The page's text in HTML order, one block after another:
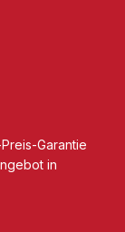
Garantie
in